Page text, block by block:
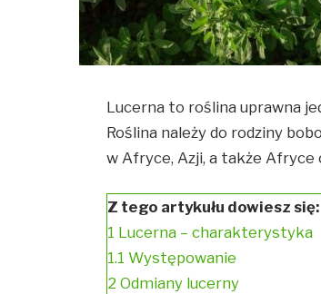
Lucerna to roślina uprawna
Roślina należy do rodziny
w Afryce, Azji, a także
Z tego artykułu dowiesz się:
1 Lucerna – charakterystyka
1.1 Występowanie
2 Odmiany lucerny